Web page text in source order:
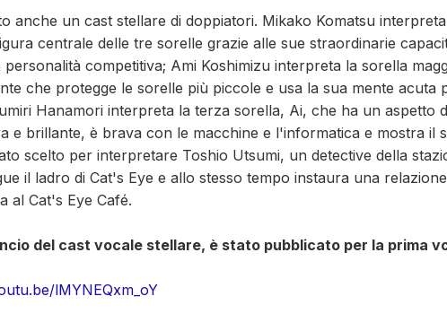
anche un cast stellare di doppiatori. Mikako Komatsu
centrale delle tre sorelle grazie alle sue straordinarie
personalità competitiva; Ami Koshimizu interpreta la sorella
che protegge le sorelle più piccole e usa la sua mente acuta
Hanamori interpreta la terza sorella, Ai, che ha un aspetto
e brillante, è brava con le macchine e l'informatica e mostra il
scelto per interpretare Toshio Utsumi, un detective della
il ladro di Cat's Eye e allo stesso tempo instaura una
al Cat's Eye Café.
del cast vocale stellare, è stato pubblicato per la prima
lMYNEQxm_oY